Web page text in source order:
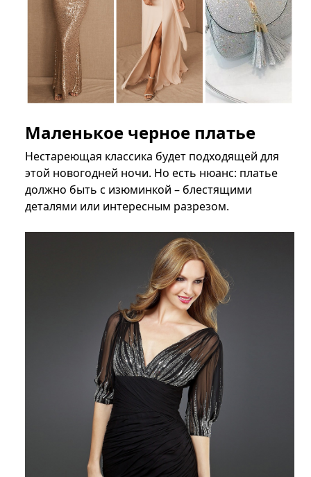
Маленькое черное платье
Нестареющая классика будет подходящей для
этой новогодней ночи. Но есть нюанс: платье
должно быть с изюминкой – блестящими
деталями или интересным разрезом.